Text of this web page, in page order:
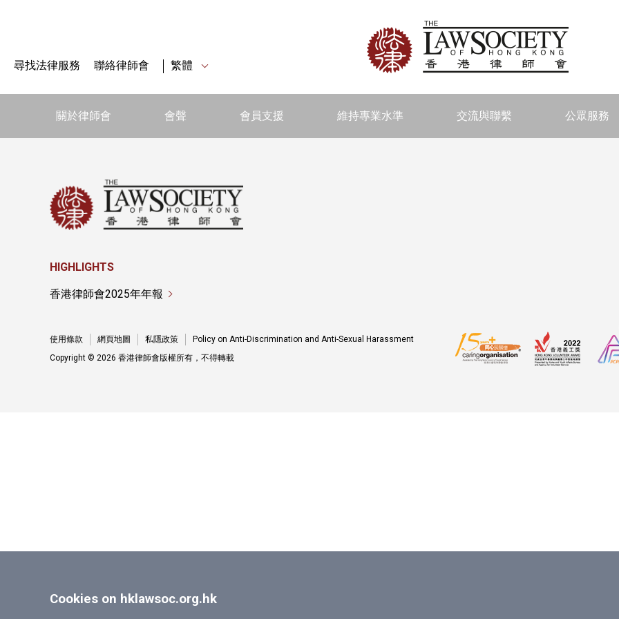
尋找法律服務 聯絡律師會 繁體
關於律師會 會聲 會員支援 維持專業水準 交流與聯繫 公眾服務
Cookies on hklawsoc.org.hk
HIGHLIGHTS
香港律師會2025年年報
使用條款 網頁地圖 私隱政策
Policy on Anti-Discrimination and Anti-Sexual Harassment
Copyright © 2026 香港律師會版權所有，不得轉載